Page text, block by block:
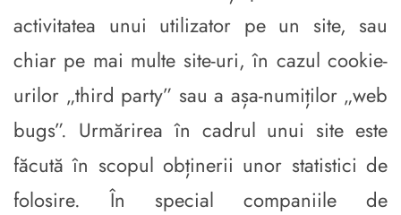
activitatea unui utilizator pe un site, sau
chiar pe mai multe site-uri, în cazul cookie-
urilor „third party” sau a așa-numiților „web
bugs”. Urmărirea în cadrul unui site este
făcută în scopul obținerii unor statistici de
folosire. În special companiile de